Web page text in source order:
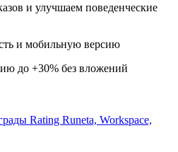
и улучшаем поведенческие
и мобильную версию
до +30% без вложений
Rating Runeta, Workspace,